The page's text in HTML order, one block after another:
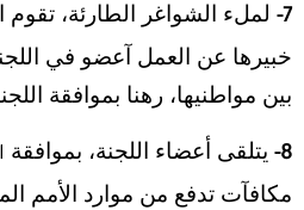
7-
لملء الشواغر الطارئة،
خبيرها عن العمل آعضو في
بين مواطنيها، رهنا بموافقة
8- يتلقى أعضاء اللجنة، بموافقة
مكافآت تدفع من موارد الأمم